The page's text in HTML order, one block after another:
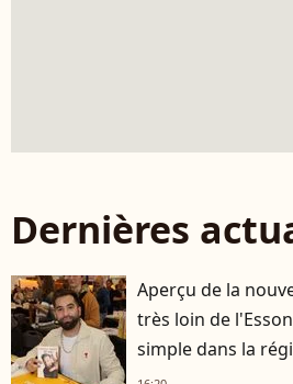
Dernières
Aperçu de la
très loin de
simple dans la